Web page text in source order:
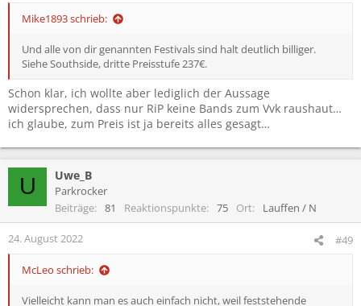
Mike1893 schrieb:
Und alle von dir genannten Festivals sind halt deutlich billiger.
Siehe Southside, dritte Preisstufe 237€.
Schon klar, ich wollte aber lediglich der Aussage
widersprechen, dass nur RiP keine Bands zum Vvk raushaut…
ich glaube, zum Preis ist ja bereits alles gesagt…
U Uwe_B
Parkrocker
Beiträge
81 Reaktionspunkte 75 Ort Lauffen / N
24. August 2022 #49
McLeo schrieb:
Vielleicht kann man es auch einfach nicht, weil feststehende